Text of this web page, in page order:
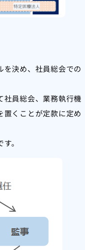
を決め、社員総会での
社員総会、業務執行機
置くことが定款に定め
。